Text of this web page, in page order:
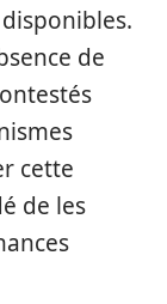
de
cette
de les